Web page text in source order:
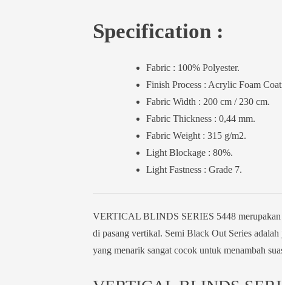
Specification :
Fabric : 100% Polyester.
Finish Process : Acrylic Foam
Fabric Width : 200 cm / 230 cm.
Fabric Thickness : 0,44 mm.
Fabric Weight : 315 g/m2.
Light Blockage : 80%.
Light Fastness : Grade 7.
VERTICAL BLINDS SERIES 5448 merupakan
di pasang vertikal. Semi Black Out Series
yang menarik sangat cocok untuk menambah